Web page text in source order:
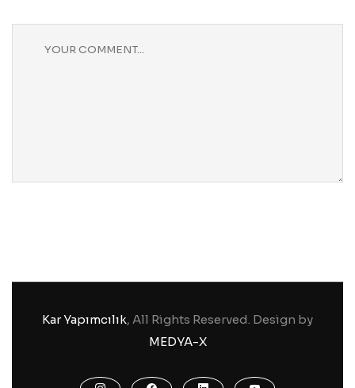
Kar Yapımcılık, All Rights Reserved. Design by
MEDYA-X